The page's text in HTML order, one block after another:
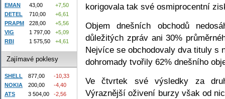
korigovala tak své osmiprocentní
Objem dnešních obchodů
důležitých zpráv ani 30%
Nejvíce se obchodovaly dva tituly s
dohromady tvořily 62% dnešního
Ve čtvrtek své výsledky za
Výraznější oživení burzy však od
EMAN 43,00
+7,50
DETEL
710,00
+6,61
PRAPM
228,00
+5,56
VIG
1 797,00
+5,09
RBI
1 575,50 +4,61
Zajímavé poklesy
SHELL 877,00
-10,33
NOKIA
200,00
-4,40
ATS
3 504,00
-2,56